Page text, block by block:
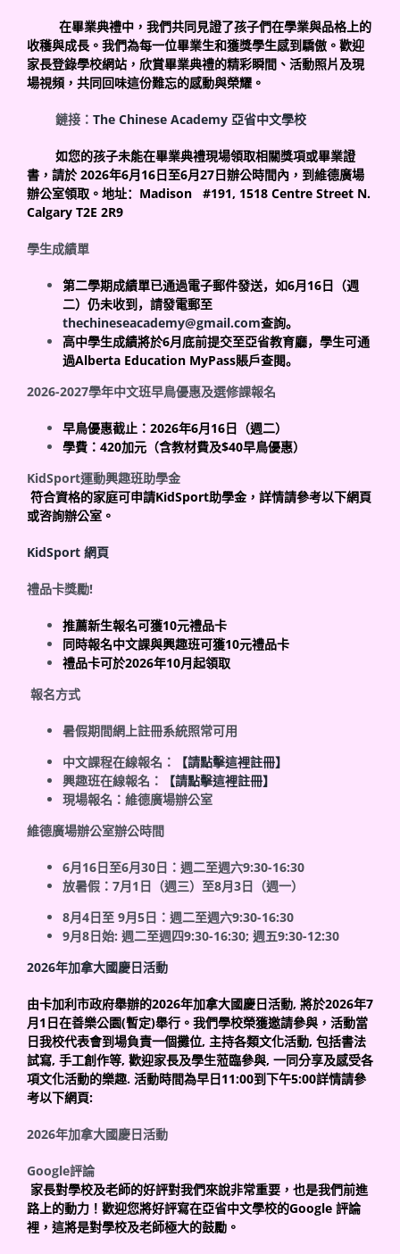
在畢業典禮中，我們共同見證了孩子們在學業與品格上的
收穫與成長。我們為每一位畢業生和獲獎學生感到驕傲。歡迎
家長登錄學校網站，欣賞畢業典禮的精彩瞬間、活動照片及現
場視頻，共同回味這份難忘的感動與榮耀。
鏈接： The Chinese Academy 亞省中文學校
如您的孩子未能在畢業典禮現場領取相關獎項或畢業證
書，請於2026年6月16日至6月27日辦公時間內，到維德廣場
辦公室領取。 地址： Madison #191, 1518 Centre Street N.
Calgary T2E 2R9
學生成績單
第二學期成績單已通過電子郵件發送，如6月16日（週
二）仍未收到，請發電郵至
thechineseacademy@gmail.com查詢。
高中學生成績將於6月底前提交至亞省教育廳，學生可通
過Alberta Education MyPass賬戶查閱。
2026-2027學年中文班早鳥優惠及選修課報名
早鳥優惠截止： 2026年6月16日（週二）
學費： 420加元（含教材費及$40早鳥優惠）
KidSport運動興趣班助學金
符合資格的家庭可申請KidSport助學金，詳情請參考以下網頁
或咨詢辦公室。
KidSport 網頁
禮品卡獎勵!
推薦新生報名可獲10元禮品卡
同時報名中文課與興趣班可獲10元禮品卡
禮品卡可於2026年10月起領取
報名方式
暑假期間網上註冊系統照常可用
中文課程在線報名：
【請點擊這裡註冊】
興趣班在線報名：
【請點擊這裡註冊】
現場報名：維德廣場辦公室
維德廣場辦公室辦公時間
6月16日至6月30日：週二至週六9:30-16:30
放暑假： 7月1 日（週三）至8月3日（週一）
8月4日至 9月5日：週二至週六9:30-16:30
9月8日始: 週二至週四9:30-16:30; 週五9:30-12:30
2026年加拿大國慶日活動
由卡加利市政府舉辦的2026年加拿大國慶日活動, 將於2026年7
月1 日在善樂公園(暫定)舉行 。我們學校榮獲邀請參與，活動當
日我校代表會到場負責一個攤位, 主持各類文化活動, 包括書法
試寫, 手工創作等, 歡迎家長及學生蒞臨參與, 一同分享及感受各
項文化活動的樂趣. 活動時間為早日11:00到下午5:00詳情請參
考以下網頁:
2026年加拿大國慶日活動
Google評論
家長對學校及老師的好評對我們來說非常重要，也是我們前進
路上的動力！歡迎您將好評寫在亞省中文學校的Google 評論
裡，這將是對學校及老師極大的鼓勵。